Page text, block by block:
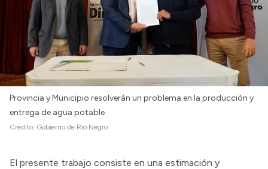
Provincia y Municipio resolverán un problema en la producción y
entrega de agua potable
Crédito: Gobierno de Río Negro
El presente trabajo consiste en una estimación y